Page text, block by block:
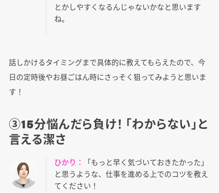
とかしやすくなるんじゃないかなと思います
ね。
話しかけるタイミングまで具体的に教えてもらえたので、今
日の定時後やお昼ごはん時にさっそく狙ってみようと思いま
す！
③15分悩んだら負け！ 「わからない」と
言える潔さ
ひかり：
「もっと早く気づいておきたかった」
と思うような、仕事を進める上でのコツを教え
てください！